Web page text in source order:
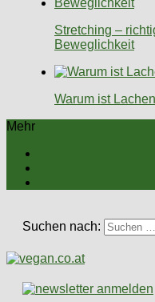
Stretching –
Beweglichkeit
Warum ist
Mehr
Suchen nach: